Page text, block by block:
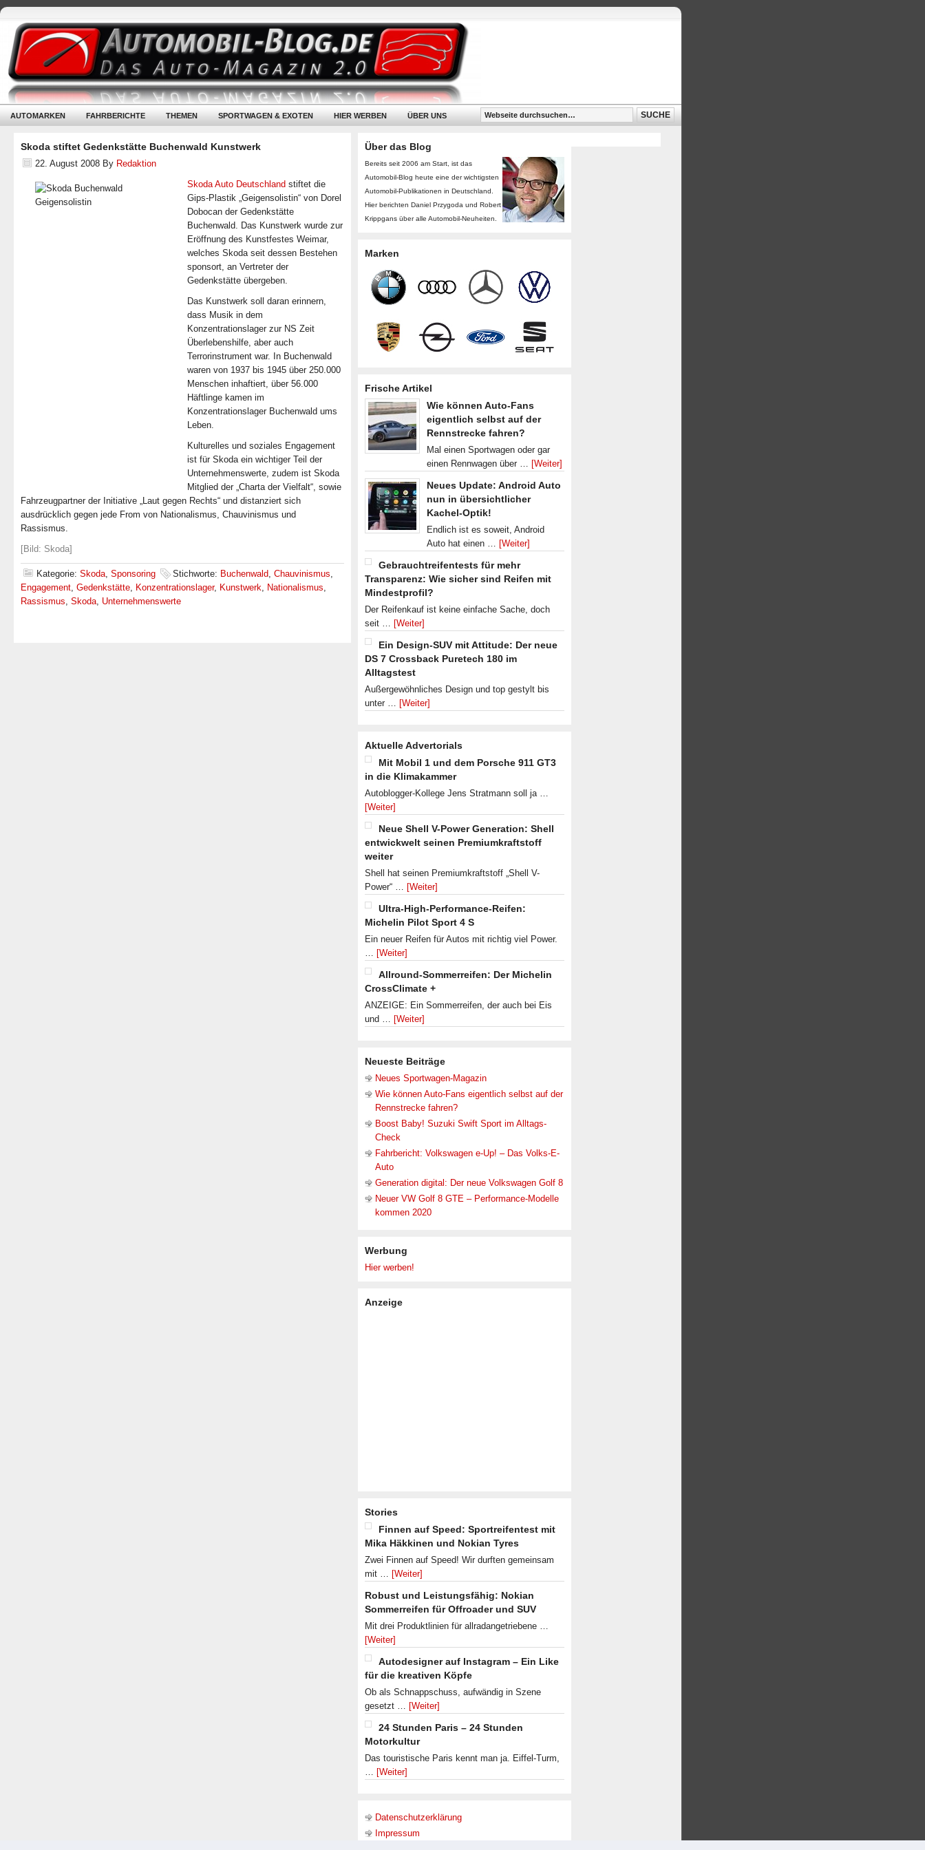
AUTOMARKEN FAHRBERICHTE THEMEN SPORTWAGEN & EXOTEN HIER WERBEN ÜBER UNS
Skoda stiftet Gedenkstätte Buchenwald Kunstwerk
22. August 2008 By Redaktion
Skoda Auto Deutschland stiftet die
Gips-Plastik „Geigensolistin“ von Dorel
Dobocan der Gedenkstätte
Buchenwald. Das Kunstwerk wurde zur
Eröffnung des Kunstfestes Weimar,
welches Skoda seit dessen Bestehen
sponsort, an Vertreter der
Gedenkstätte übergeben.
Das Kunstwerk soll daran erinnern,
dass Musik in dem
Konzentrationslager zur NS Zeit
Überlebenshilfe, aber auch
Terrorinstrument war. In Buchenwald
waren von 1937 bis 1945 über 250.000
Menschen inhaftiert, über 56.000
Häftlinge kamen im
Konzentrationslager Buchenwald ums
Leben.
Kulturelles und soziales Engagement
ist für Skoda ein wichtiger Teil der
Unternehmenswerte, zudem ist Skoda
Mitglied der „Charta der Vielfalt“, sowie
Fahrzeugpartner der Initiative „Laut gegen Rechts“ und distanziert sich
ausdrücklich gegen jede From von Nationalismus, Chauvinismus und
Rassismus.
[Bild: Skoda]
Kategorie: Skoda, Sponsoring Stichworte: Buchenwald, Chauvinismus,
Engagement, Gedenkstätte, Konzentrationslager, Kunstwerk, Nationalismus,
Rassismus, Skoda, Unternehmenswerte
Über das Blog
Bereits seit 2006 am Start, ist das
Automobil-Blog heute eine der wichtigsten
Automobil-Publikationen in Deutschland.
Hier berichten Daniel Przygoda und Robert
Krippgans über alle Automobil-Neuheiten.
Marken
Frische Artikel
Wie können Auto-Fans
eigentlich selbst auf der
Rennstrecke fahren?
Mal einen Sportwagen oder gar
einen Rennwagen über … [Weiter]
Neues Update: Android Auto
nun in übersichtlicher
Kachel-Optik!
Endlich ist es soweit, Android
Auto hat einen … [Weiter]
Gebrauchtreifentests für mehr
Transparenz: Wie sicher sind Reifen mit
Mindestprofil?
Der Reifenkauf ist keine einfache Sache, doch
seit … [Weiter]
Ein Design-SUV mit Attitude: Der neue
DS 7 Crossback Puretech 180 im
Alltagstest
Außergewöhnliches Design und top gestylt bis
unter … [Weiter]
Aktuelle Advertorials
Mit Mobil 1 und dem Porsche 911 GT3
in die Klimakammer
Autoblogger-Kollege Jens Stratmann soll ja …
[Weiter]
Neue Shell V-Power Generation: Shell
entwickwelt seinen Premiumkraftstoff
weiter
Shell hat seinen Premiumkraftstoff „Shell V-
Power“ … [Weiter]
Ultra-High-Performance-Reifen:
Michelin Pilot Sport 4 S
Ein neuer Reifen für Autos mit richtig viel Power.
… [Weiter]
Allround-Sommerreifen: Der Michelin
CrossClimate +
ANZEIGE: Ein Sommerreifen, der auch bei Eis
und … [Weiter]
Neueste Beiträge
Neues Sportwagen-Magazin
Wie können Auto-Fans eigentlich selbst auf der
Rennstrecke fahren?
Boost Baby! Suzuki Swift Sport im Alltags-
Check
Fahrbericht: Volkswagen e-Up! – Das Volks-E-
Auto
Generation digital: Der neue Volkswagen Golf 8
Neuer VW Golf 8 GTE – Performance-Modelle
kommen 2020
Werbung
Hier werben!
Anzeige
Stories
Finnen auf Speed: Sportreifentest mit
Mika Häkkinen und Nokian Tyres
Zwei Finnen auf Speed! Wir durften gemeinsam
mit … [Weiter]
Robust und Leistungsfähig: Nokian
Sommerreifen für Offroader und SUV
Mit drei Produktlinien für allradangetriebene …
[Weiter]
Autodesigner auf Instagram – Ein Like
für die kreativen Köpfe
Ob als Schnappschuss, aufwändig in Szene
gesetzt … [Weiter]
24 Stunden Paris – 24 Stunden
Motorkultur
Das touristische Paris kennt man ja. Eiffel-Turm,
… [Weiter]
Datenschutzerklärung
Impressum